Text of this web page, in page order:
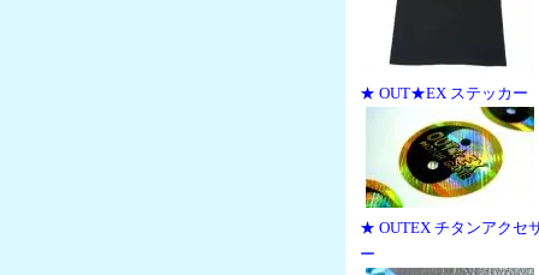
★ OUT★EX ステッカー
★ OUTEX チタンアクセ
ー